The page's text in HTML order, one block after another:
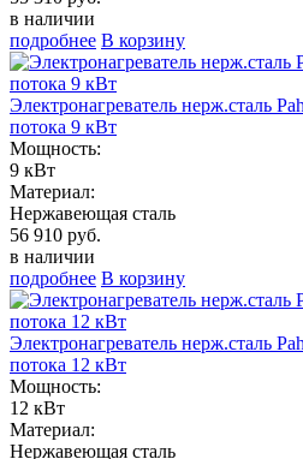
в наличии
подробнее В корзину
Электронагреватель нерж.сталь
потока 9 кВт
Мощность:
9 кВт
Материал:
Нержавеющая сталь
56 910 руб.
в наличии
подробнее В корзину
Электронагреватель нерж.сталь
потока 12 кВт
Мощность:
12 кВт
Материал:
Нержавеющая сталь